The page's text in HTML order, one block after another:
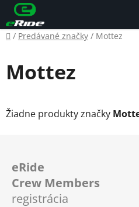
Prejsť
na
obsah
Domov
/ Predávané značky / Mottez
Mottez
Žiadne produkty značky
eRide
Crew Members
registrácia